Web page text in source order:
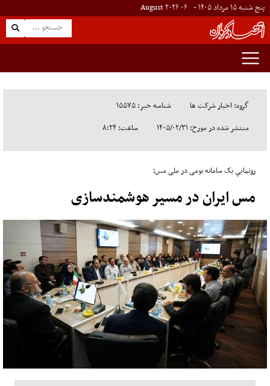
پنج شنبه ۱۵ مرداد ۱۴۰۵ - ۰۶۲۰۲۶
گروه: اخبار شرکت ها
شناسه خبر: ۱۵۵۷۵
منتشر شده در مورخ: ۱۴۰۵/۰۲/۳۱
ساعت: ۸:۲۴
رونماییِ یک سامانه بومی در ملی مس؛
مس ایران در مسیر هوشمندسازی